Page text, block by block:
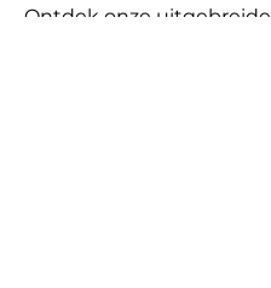
Ontdek onze uitgebreide